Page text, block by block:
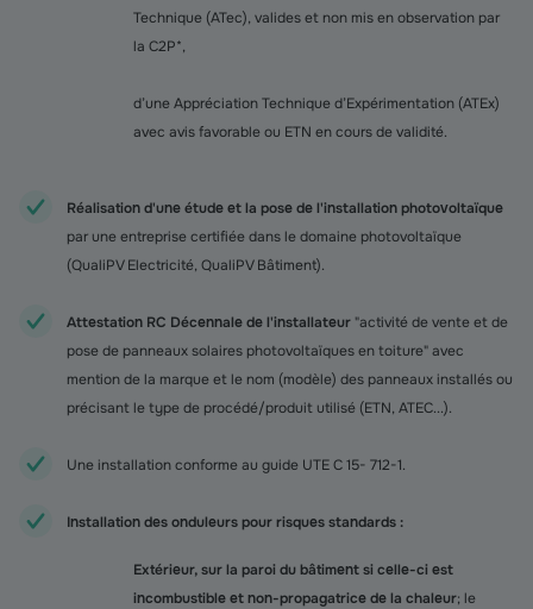
Technique (ATec), valides et non mis en observation par
la C2P*,
d’une Appréciation Technique d’Expérimentation (ATEx)
avec avis favorable ou ETN en cours de validité.
Réalisation d'une étude et la pose de l'installation photovoltaïque
par une entreprise certifiée dans le domaine photovoltaïque
(QualiPV Electricité, QualiPV Bâtiment).
Attestation RC Décennale de l'installateur "activité de vente et de
pose de panneaux solaires photovoltaïques en toiture" avec
mention de la marque et le nom (modèle) des panneaux installés ou
précisant le type de procédé/produit utilisé (ETN, ATEC...).
Une installation conforme au guide UTE C 15- 712-1.
Installation des onduleurs pour risques standards :
Extérieur, sur la paroi du bâtiment si celle-ci est
incombustible et non-propagatrice de la chaleur; le